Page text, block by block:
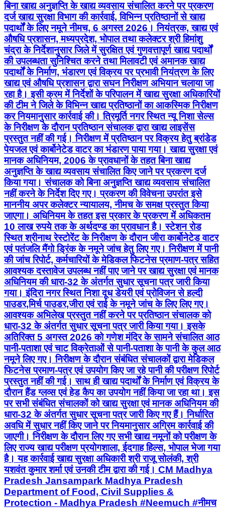
बिना खाद्य अनुज्ञप्ति के खाद्य व्यवसाय संचालित करने पर प्रकरण
दर्ज खाद्य सुरक्षा विभाग की कार्रवाई, विभिन्न प्रतिष्ठानों से खाद्य
पदार्थों के लिए नमूने नीमच, 6 अगस्त 2026। नियंत्रक, खाद्य एवं
औषधि प्रशासन, मध्यप्रदेश, भोपाल तथा कलेक्टर श्री हिमांशु
चंद्रा के निर्देशानुसार जिले में सुरक्षित एवं गुणवत्तापूर्ण खाद्य पदार्थों
की उपलब्धता सुनिश्चित करने तथा मिलावटी एवं अमानक खाद्य
पदार्थों के निर्माण, भंडारण एवं विक्रय पर प्रभावी नियंत्रण के लिए
खाद्य एवं औषधि प्रशासन द्वारा सघन निरीक्षण अभियान चलाया जा
रहा है। इसी क्रम में निर्देशों के परिपालन में खाद्य सुरक्षा अधिकारियों
की टीम ने जिले के विभिन्न खाद्य प्रतिष्ठानों का आकस्मिक निरीक्षण
कर नियमानुसार कार्रवाई की। त्रिमूर्ति नगर स्थित न्यू निशा सेल्स
के निरीक्षण के दौरान प्रतिष्ठान संचालक द्वारा खाद्य लाइसेंस
प्रस्तुत नहीं की गई। निरीक्षण में प्रतिष्ठान पर विक्रय हेतु ब्रांडेड
पेयजल एवं कार्बोनेटेड वाटर का भंडारण पाया गया। खाद्य सुरक्षा एवं
मानक अधिनियम, 2006 के प्रावधानों के तहत बिना खाद्य
अनुज्ञप्ति के खाद्य व्यवसाय संचालित किए जाने पर प्रकरण दर्ज
किया गया। संचालक को बिना अनुज्ञप्ति खाद्य व्यवसाय संचालित
नहीं करने के निर्देश दिए गए। प्रकरण की विवेचना उपरांत इसे
माननीय अपर कलेक्टर न्यायालय, नीमच के समक्ष प्रस्तुत किया
जाएगा। अधिनियम के तहत इस प्रकार के प्रकरण में अधिकतम
10 लाख रुपये तक के अर्थदण्ड का प्रावधान है। स्टेशन रोड
स्थित श्रीनाथ रेस्टोरेंट के निरीक्षण के दौरान जीरा कार्बोनेटेड वाटर
एवं पतंजलि मैंगो ड्रिंक के नमूने जांच हेतु लिए गए। निरीक्षण में पानी
की जांच रिपोर्ट, कर्मचारियों के मेडिकल फिटनेस प्रमाण-पत्र सहित
आवश्यक दस्तावेज उपलब्ध नहीं पाए जाने पर खाद्य सुरक्षा एवं मानक
अधिनियम की धारा-32 के अंतर्गत सुधार सूचना पत्र जारी किया
गया। इंदिरा नगर स्थित निशा दूध डेयरी एवं प्रोविजन से हल्दी
पाउडर,मिर्च पाउडर,जीरा एवं राई के नमूने जांच के लिए लिए गए।
आवश्यक अभिलेख प्रस्तुत नहीं करने पर प्रतिष्ठान संचालक को
धारा-32 के अंतर्गत सुधार सूचना पत्र जारी किया गया। इसके
अतिरिक्त 5 अगस्त 2026 को गणेश मंदिर के सामने संचालित आठ
पानी-पताशा एवं चाट विक्रेताओं से पानी-पताशा के पानी के कुल आठ
नमूने लिए गए। निरीक्षण के दौरान संबंधित संचालकों द्वारा मेडिकल
फिटनेस प्रमाण-पत्र एवं उपयोग किए जा रहे पानी की परीक्षण रिपोर्ट
प्रस्तुत नहीं की गई। साथ ही खाद्य पदार्थों के निर्माण एवं विक्रय के
दौरान हैंड ग्लव्स एवं हेड कैप का उपयोग नहीं किया जा रहा था। इस
पर सभी संबंधित संचालकों को खाद्य सुरक्षा एवं मानक अधिनियम की
धारा-32 के अंतर्गत सुधार सूचना पत्र जारी किए गए हैं। निर्धारित
अवधि में सुधार नहीं किए जाने पर नियमानुसार अग्रिम कार्रवाई की
जाएगी। निरीक्षण के दौरान लिए गए सभी खाद्य नमूनों को परीक्षण के
लिए राज्य खाद्य परीक्षण प्रयोगशाला, ईदगाह हिल्स, भोपाल भेजा गया
है। यह कार्रवाई खाद्य सुरक्षा अधिकारी श्री राजू सोलंकी, श्री
यशवंत कुमार शर्मा एवं उनकी टीम द्वारा की गई। CM Madhya
Pradesh Jansampark Madhya Pradesh
Department of Food, Civil Supplies &
Protection - Madhya Pradesh #Neemuch #नीमच